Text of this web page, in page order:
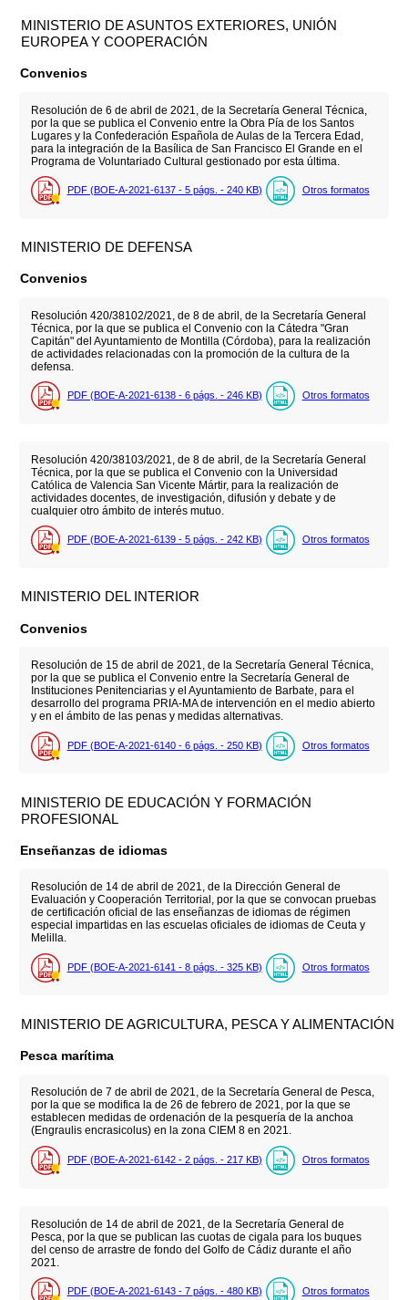
MINISTERIO DE ASUNTOS EXTERIORES, UNIÓN
EUROPEA Y COOPERACIÓN
Convenios
Resolución de 6 de abril de 2021, de la Secretaría General Técnica,
por la que se publica el Convenio entre la Obra Pía de los Santos
Lugares y la Confederación Española de Aulas de la Tercera Edad,
para la integración de la Basílica de San Francisco El Grande en el
Programa de Voluntariado Cultural gestionado por esta última.
PDF (BOE-A-2021-6137 - 5 págs. - 240 KB) Otros formatos
MINISTERIO DE DEFENSA
Convenios
Resolución 420/38102/2021, de 8 de abril, de la Secretaría General
Técnica, por la que se publica el Convenio con la Cátedra "Gran
Capitán" del Ayuntamiento de Montilla (Córdoba), para la realización
de actividades relacionadas con la promoción de la cultura de la
defensa.
PDF (BOE-A-2021-6138 - 6 págs. - 246 KB) Otros formatos
Resolución 420/38103/2021, de 8 de abril, de la Secretaría General
Técnica, por la que se publica el Convenio con la Universidad
Católica de Valencia San Vicente Mártir, para la realización de
actividades docentes, de investigación, difusión y debate y de
cualquier otro ámbito de interés mutuo.
PDF (BOE-A-2021-6139 - 5 págs. - 242 KB) Otros formatos
MINISTERIO DEL INTERIOR
Convenios
Resolución de 15 de abril de 2021, de la Secretaría General Técnica,
por la que se publica el Convenio entre la Secretaría General de
Instituciones Penitenciarias y el Ayuntamiento de Barbate, para el
desarrollo del programa PRIA-MA de intervención en el medio abierto
y en el ámbito de las penas y medidas alternativas.
PDF (BOE-A-2021-6140 - 6 págs. - 250 KB) Otros formatos
MINISTERIO DE EDUCACIÓN Y FORMACIÓN
PROFESIONAL
Enseñanzas de idiomas
Resolución de 14 de abril de 2021, de la Dirección General de
Evaluación y Cooperación Territorial, por la que se convocan pruebas
de certificación oficial de las enseñanzas de idiomas de régimen
especial impartidas en las escuelas oficiales de idiomas de Ceuta y
Melilla.
PDF (BOE-A-2021-6141 - 8 págs. - 325 KB) Otros formatos
MINISTERIO DE AGRICULTURA, PESCA Y ALIMENTACIÓN
Pesca marítima
Resolución de 7 de abril de 2021, de la Secretaría General de Pesca,
por la que se modifica la de 26 de febrero de 2021, por la que se
establecen medidas de ordenación de la pesquería de la anchoa
(Engraulis encrasicolus) en la zona CIEM 8 en 2021.
PDF (BOE-A-2021-6142 - 2 págs. - 217 KB) Otros formatos
Resolución de 14 de abril de 2021, de la Secretaría General de
Pesca, por la que se publican las cuotas de cigala para los buques
del censo de arrastre de fondo del Golfo de Cádiz durante el año
2021.
PDF (BOE-A-2021-6143 - 7 págs. - 480 KB) Otros formatos